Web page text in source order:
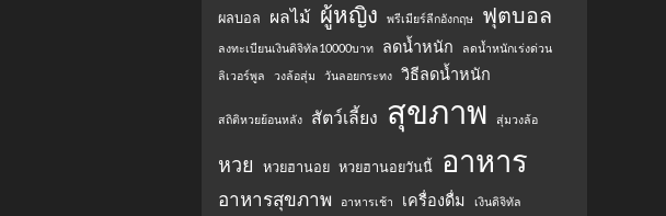
ผลบอล ผลไม้ ผู้หญิง พรีเมียร์ลีกอังกฤษ ฟุตบอล
ลงทะเบียนเงินดิจิทัล10000บาท ลดน้ำหนัก
ลดน้ำหนักเร่งด่วน
ลิเวอร์พูล
วงล้อสุ่ม วันลอยกระทง วิธีลดน้ำหนัก
สถิติหวยย้อนหลัง สัตว์เลี้ยง สุขภาพ สุ่มวงล้อ
หวย หวยฮานอย หวยฮานอยวันนี้ อาหาร
อาหารสุขภาพ อาหารเช้า เครื่องดื่ม เงินดิจิทัล